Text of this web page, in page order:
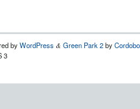
byWordPress & Green Park 2byCordobo
3